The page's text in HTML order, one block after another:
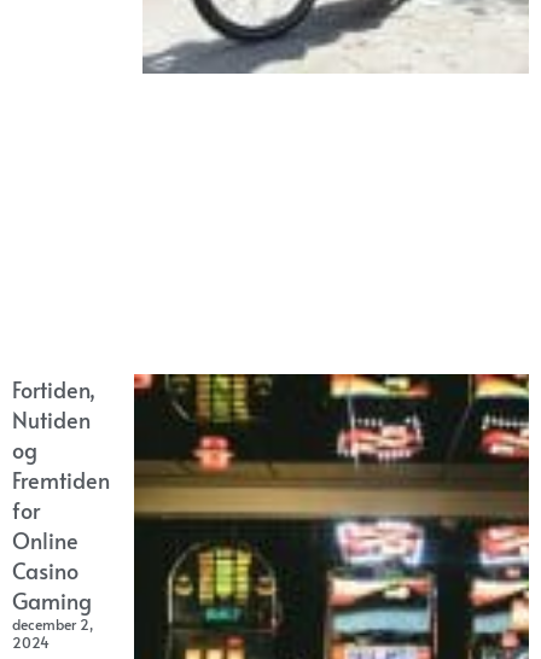
Fortiden,
Nutiden
og
Fremtiden
for
Online
Casino
Gaming
december 2,
2024